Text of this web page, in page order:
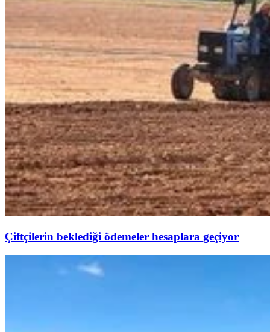
Çiftçilerin beklediği ödemeler hesaplara geçiyor